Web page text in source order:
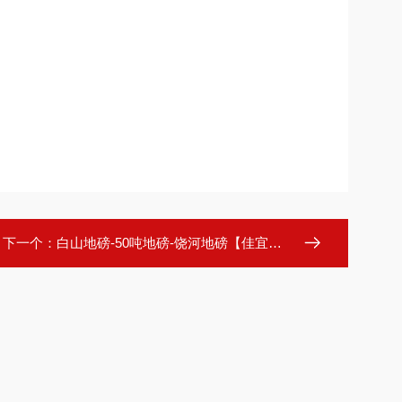
下一个： 白山地磅-50吨地磅-饶河地磅【佳宜电子】